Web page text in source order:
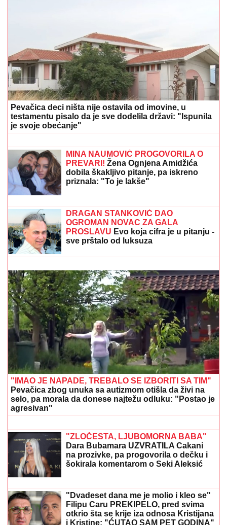
Pevačica deci ništa nije ostavila od imovine, u
testamentu pisalo da je sve dodelila državi: "Ispunila
je svoje obećanje"
DEMOLIRAN AUTOSaša Lukić bio u
inostranstvu kada su mu polupana
stakla na skupocenom "bentliju"
dobila škakljivo pitanje, pa iskreno
priznala: "To je lakše"
GOTOVO JE!Real Madrid doveo najskuplje pojačanje
u istoriji kluba
DRAGAN STANKOVIĆ DAO
OGROMAN NOVAC ZA GALA
PROSLAVUEvo koja cifra je u pitanju -
sve prštalo od luksuza
LjUDMILU: Majka i prijatelji ispratili na
kremaciju Ruskinju ubijenu u Borči
(FOTO)